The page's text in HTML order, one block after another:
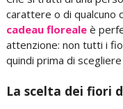
carattere o di qualcuno
cadeau florealeè
attenzione: non tutti i
quindi prima di
La scelta dei fiori